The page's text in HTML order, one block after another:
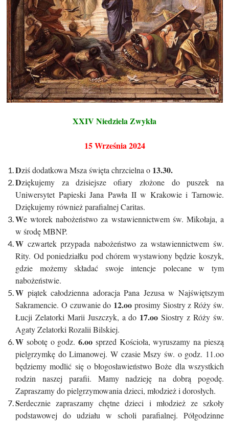
XXIV Niedziela Zwykła
15 Września 2024
Dziś dodatkowa Msza święta chrzcielna o 13.30.
Dziękujemy za dzisiejsze ofiary złożone do puszek na
Uniwersytet Papieski Jana Pawła II w Krakowie i Tarnowie.
Dziękujemy również parafialnej Caritas.
We wtorek nabożeństwo za wstawiennictwem św. Mikołaja, a
w środę MBNP.
W czwartek przypada nabożeństwo za wstawiennictwem św.
Rity. Od poniedziałku pod chórem wystawiony będzie koszyk,
gdzie możemy składać swoje intencje polecane w tym
nabożeństwie.
W piątek całodzienna adoracja Pana Jezusa w Najświętszym
Sakramencie. O czuwanie do 12.oo prosimy Siostry z Róży św.
Łucji Zelatorki Marii Juszczyk, a do 17.oo Siostry z Róży św.
Agaty Zelatorki Rozalii Bilskiej.
W sobotę o godz.6.oo sprzed Kościoła, wyruszamy na pieszą
pielgrzymkę do Limanowej. W czasie Mszy św. o godz. 11.oo
będziemy modlić się o błogosławieństwo Boże dla wszystkich
rodzin naszej parafii. Mamy nadzieję na dobrą pogodę.
Zapraszamy do pielgrzymowania dzieci, młodzież i dorosłych.
Serdecznie zapraszamy chętne dzieci i młodzież ze szkoły
podstawowej do udziału w scholi parafialnej. Półgodzinne